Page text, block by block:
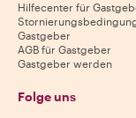
Hilfecenter für
Gastgeber
AGB für Gastgeber
Gastgeber werden
Folge uns